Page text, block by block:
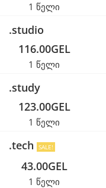
1 წელი
.studio
116.00GEL
1 წელი
.study
123.00GEL
1 წელი
.tech SALE!
43.00GEL
1 წელი